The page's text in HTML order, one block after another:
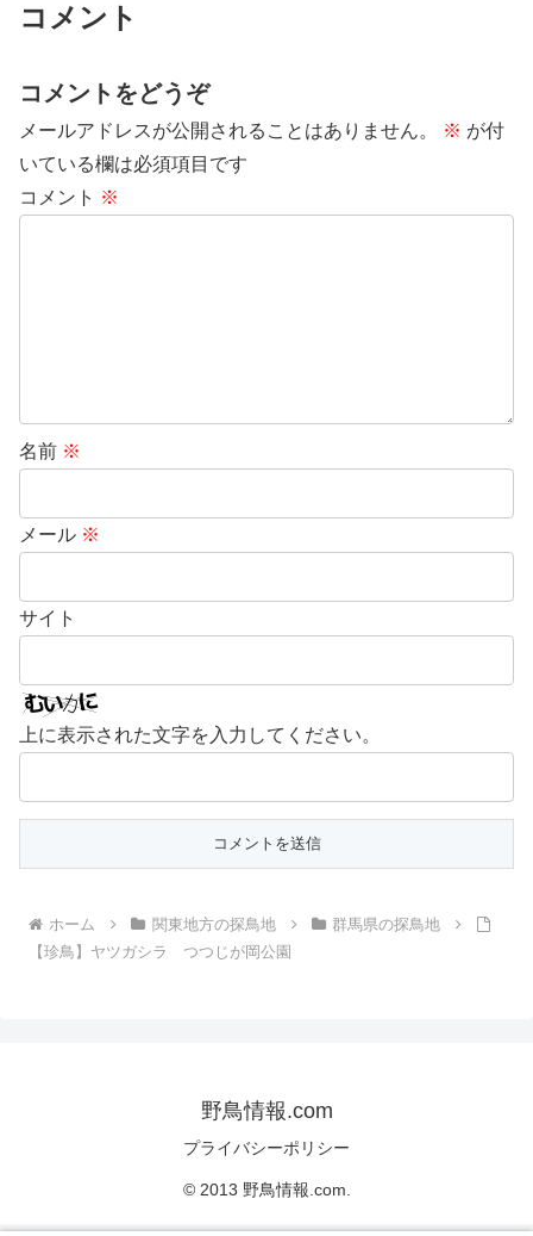
コメント
コメントをどうぞ
メールアドレスが公開されることはありません。 ※ が付
いている欄は必須項目です
コメント ※
名前 ※
メール ※
サイト
上に表示された文字を入力してください。
ホーム 関東地方の探鳥地
群馬県の探鳥地
【珍鳥】ヤツガシラ つつじが岡公園
野鳥情報.com
プライバシーポリシー
© 2013 野鳥情報.com.